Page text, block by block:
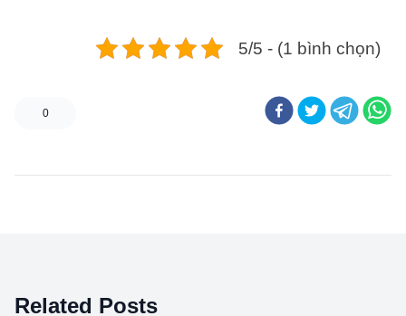
5/5 - (1 bình chọn)
0
Related Posts